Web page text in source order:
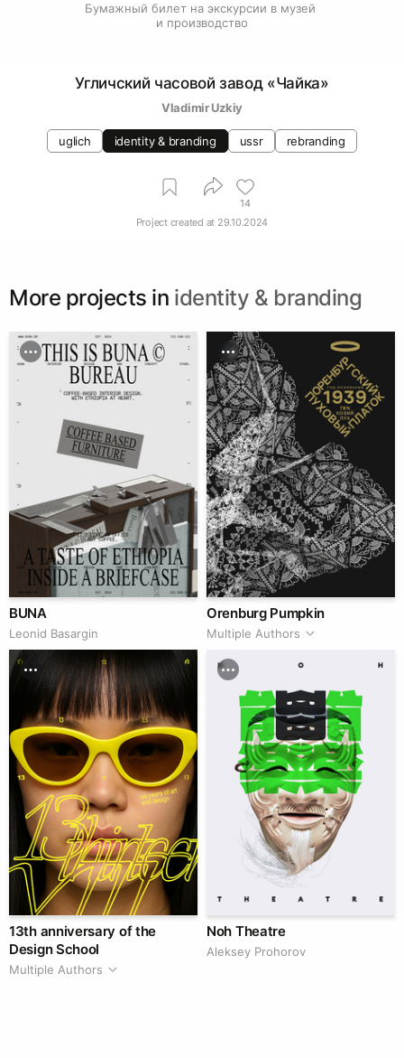
Бумажный билет на экскурсии в музей
и производство
Угличский часовой завод «Чайка»
Vladimir Uzkiy
uglich identity & branding ussr rebranding
14
Project created at 29.10.2024
More projects in identity & branding
BUNA
Leonid Basargin
Orenburg Pumpkin
Multiple Authors
13th anniversary of the
Design School
Multiple Authors
Noh Theatre
Aleksey Prohorov